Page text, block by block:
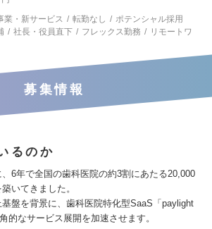
業・新サービス 転勤なし
ポテンシャル採用
社長・役員直下 フレックス勤務
リモートワ
募集情報
るのか
6年で全国の歯科医院の約3割にあたる20,000
いてきました。
盤を背景に、歯科医院特化型SaaS「paylight
的なサービス展開を加速させます。